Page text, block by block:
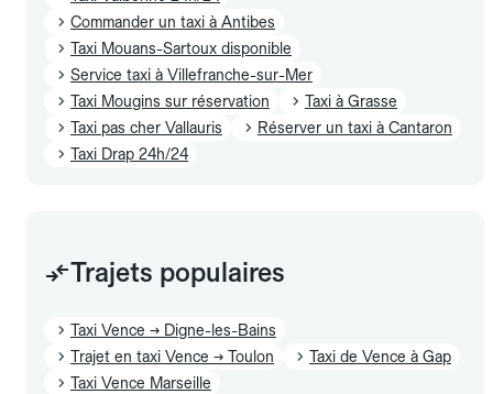
Commander un taxi à Antibes
Taxi Mouans-Sartoux disponible
Service taxi à Villefranche-sur-Mer
Taxi Mougins sur réservation
Taxi à Grasse
Taxi pas cher Vallauris
Réserver un taxi à Cantaron
Taxi Drap 24h/24
Trajets populaires
Taxi Vence → Digne-les-Bains
Trajet en taxi Vence → Toulon
Taxi de Vence à Gap
Taxi Vence Marseille